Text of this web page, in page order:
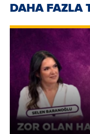
DAHA FAZLA